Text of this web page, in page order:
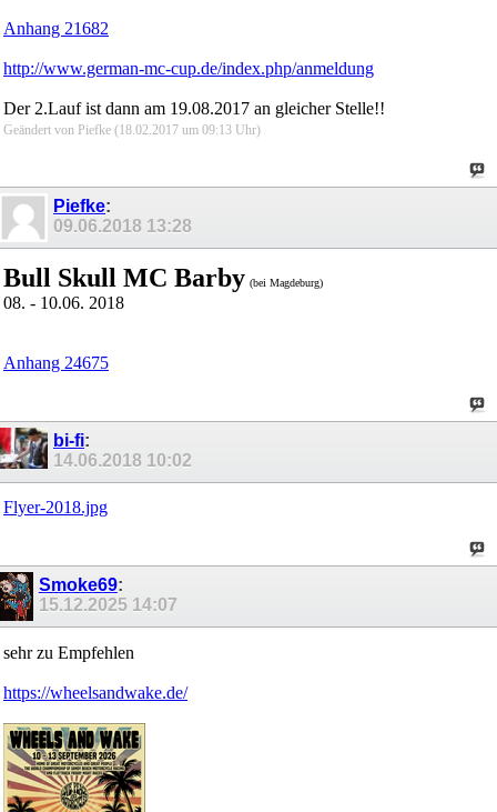
Anhang 21682
http://www.german-mc-cup.de/index.php/anmeldung
Der 2.Lauf ist dann am 19.08.2017 an gleicher Stelle!!
Geändert von Piefke (18.02.2017 um 09:13 Uhr)
Piefke:
09.06.2018 13:28
Bull Skull MC Barby (bei Magdeburg)
08. - 10.06. 2018
Anhang 24675
bi-fi:
14.06.2018 10:02
Flyer-2018.jpg
Smoke69:
15.12.2025 14:07
sehr zu Empfehlen
https://wheelsandwake.de/